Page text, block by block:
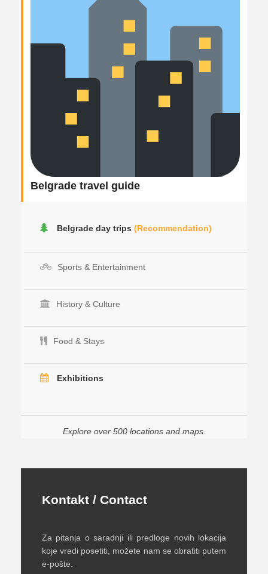
Belgrade travel guide
Belgrade day trips (Recommendation)
Sports & Entertainment
History & Culture
Food & Stays
Exhibitions
Explore over 500 locations and maps.
Kontakt / Contact
Za pitanja o saradnji ili predloge novih lokacija
koje vredi posetiti, možete nam se obratiti putem
e-pošte.